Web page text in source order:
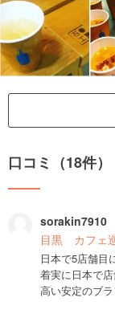
口コミ（18件）
sorakin7910
目黒 カフェ
日本で5店舗目
着実に日本で
高い安定のブラ